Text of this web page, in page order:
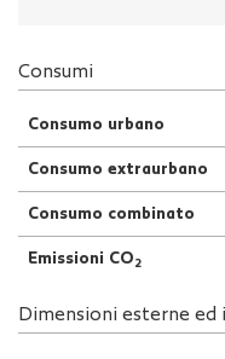
Consumi
Consumo urbano
Consumo extraurbano
Consumo combinato
Emissioni CO 2
Dimensioni esterne ed